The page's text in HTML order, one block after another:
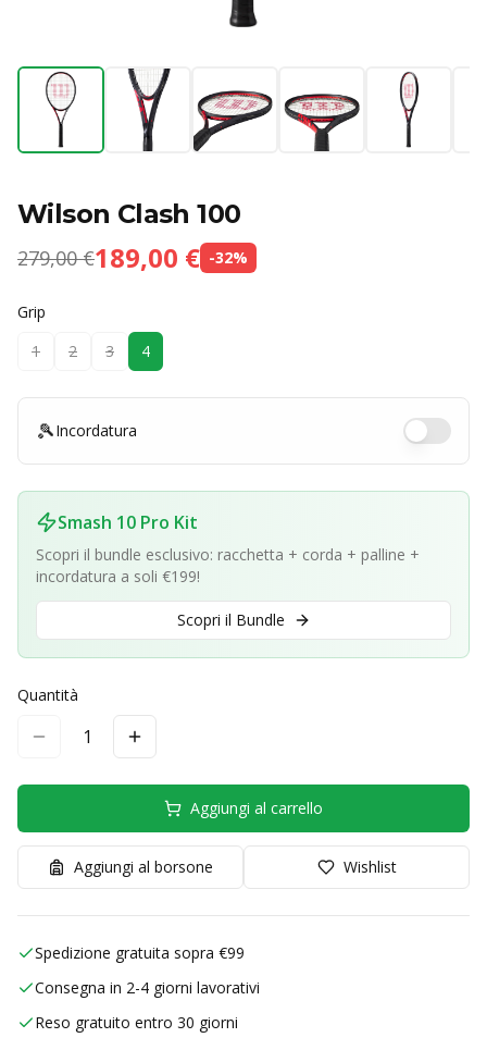
Wilson Clash 100
279,00 €189,00 € -32%
Grip
1
2 3 4
🎾Incordatura
Smash 10 Pro Kit
Scopri il bundle esclusivo: racchetta + corda + palline +
incordatura a soli €199!
Scopri il Bundle
Quantità
1
Aggiungi al carrello
Aggiungi al borsone Wishlist
Spedizione gratuita sopra €99
Consegna in 2-4 giorni lavorativi
Reso gratuito entro 30 giorni